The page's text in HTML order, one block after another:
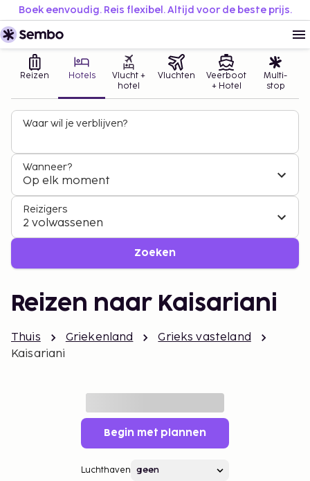
Boek eenvoudig. Reis flexibel. Altijd voor de beste prijs.
Reizen Hotels
Vlucht +
hotel
Vluchten
Veerboot
+ Hotel
Multi-
stop
Waar wil je verblijven?
Wanneer?
Op elk moment
Reizigers
2 volwassenen
Zoeken
Reizen naar Kaisariani
Thuis Griekenland
Grieks vasteland
Kaisariani
Begin met plannen
Luchthaven